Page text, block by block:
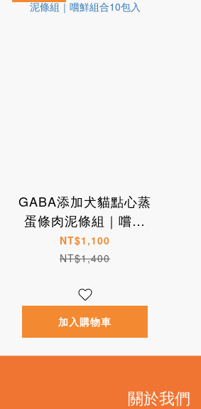
GABA添加犬貓點心蒸
蛋條肉泥條組｜嚐鮮
組合10包入
NT$1,100
NT$1,400
加入購物車
關於我們